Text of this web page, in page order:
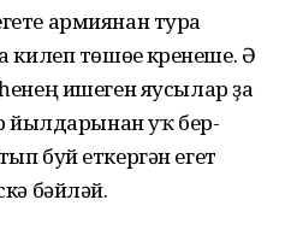
армиянан тура
төшөүе күренеше. Ә
ишеген яусылар ҙа
йылдарынан уҡ бер-
буй еткергән егет
бәйләй.